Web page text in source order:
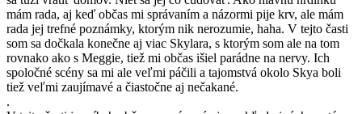
mám rada, aj keď občas mi správaním a názormi pije krv, ale mám
rada jej trefné poznámky, ktorým nik nerozumie, haha. V tejto časti
som sa dočkala konečne aj viac Skylara, s ktorým som ale na tom
rovnako ako s Meggie, tiež mi občas išiel parádne na nervy. Ich
spoločné scény sa mi ale veľmi páčili a tajomstvá okolo Skya boli
tiež veľmi zaujímavé a čiastočne aj nečakané.
.